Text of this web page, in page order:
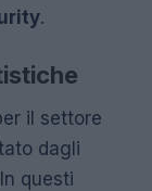
.
il settore
dagli
questi